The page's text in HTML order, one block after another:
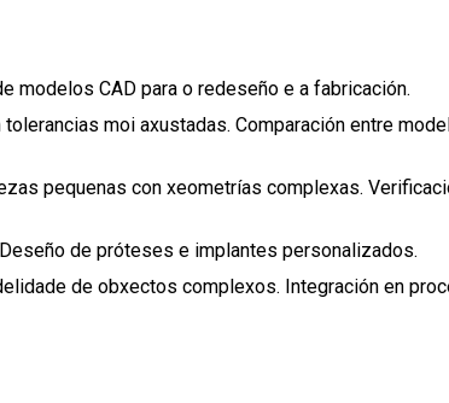
modelos CAD para o redeseño e a fabricación.
moi axustadas. Comparación entre
pequenas con xeometrías complexas.
de próteses e implantes personalizados.
de obxectos complexos. Integración en